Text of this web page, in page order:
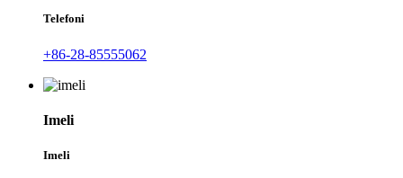
Telefoni
+86-28-85555062
Imeli
Imeli